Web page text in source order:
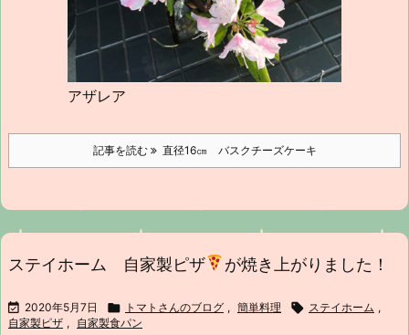
アザレア
記事を読む 直径16㎝ バスクチーズケーキ
ステイホーム 自家製ピザ が焼き上がりました！
 2020年5月7日  トマトさんのブログ , 簡単料理  ステイホーム ,
自家製ピザ , 自家製食パン